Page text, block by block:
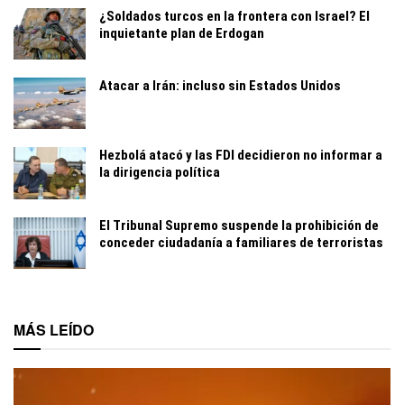
¿Soldados turcos en la frontera con Israel? El
inquietante plan de Erdogan
Atacar a Irán: incluso sin Estados Unidos
Hezbolá atacó y las FDI decidieron no informar a
la dirigencia política
El Tribunal Supremo suspende la prohibición de
conceder ciudadanía a familiares de terroristas
MÁS LEÍDO